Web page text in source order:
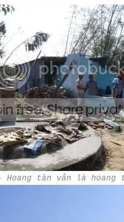
Hoang tàn vẫn là hoang